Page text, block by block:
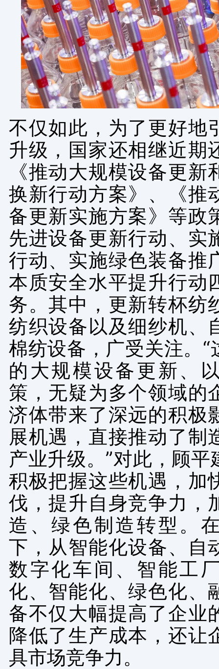
不仅如此，为了更好地
升级，国家还相继近期
《推动大规模设备更新
换新行动方案》、《推
备更新实施方案》等政
先进设备更新行动、实
行动、实施绿色装备推
本质安全水平提升行动
务。其中，更新转杯纺
纺织设备以及细纱机、
棉纺设备，广受关注。“
的大规模设备更新、
策，无疑为多个领域的
济体带来了深远的积极
展机遇，直接推动了制
产业升级。”对此，顾平
积极把握这些机遇，加
伐，提升自身竞争力，
造、绿色制造转型。
下，从智能化设备、自
数字化车间、智能工
化、智能化、绿色化、
备不仅大幅提高了企业
降低了生产成本，还让
具市场竞争力。